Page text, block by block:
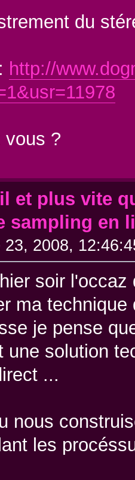
du
http://
vous ?
et plus vite
sampling en
23, 2008,
soir
ma
je pense
une solution
...
nous
les